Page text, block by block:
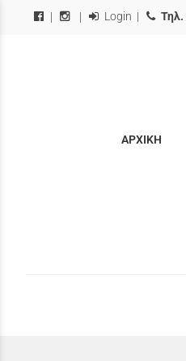
Login | Τηλ.
ΑΡΧΙΚΗ